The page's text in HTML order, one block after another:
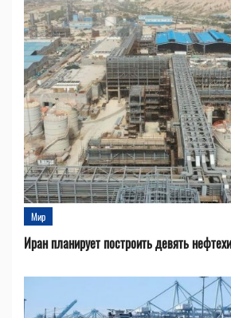
Мир
Иран планирует построить девять